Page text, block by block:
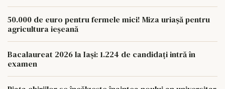
50.000 de euro pentru fermele mici! Miza uriașă pentru
agricultura ieșeană
Bacalaureat 2026 la Iași: 1.224 de candidați intră în
examen